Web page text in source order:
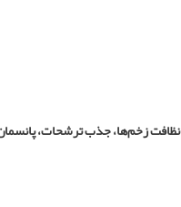
نظافت زخم‌ها، جذب ترشحات،